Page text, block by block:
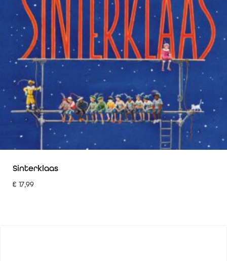
Sinterklaas
€ 17,99